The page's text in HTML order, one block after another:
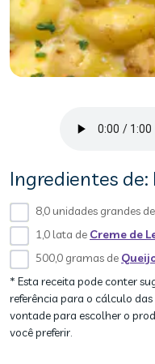
Ingredientes
8,0 unidades grandes de
1,0 lata de Creme de
500,0 gramas de
* Esta receita pode conter
referência para o cálculo
vontade para escolher o
você preferir.